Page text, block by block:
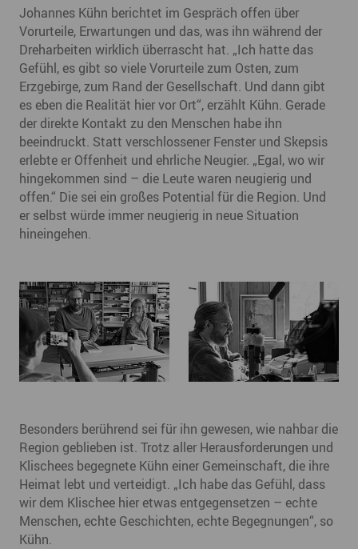
Johannes Kühn berichtet im Gespräch offen über
Vorurteile, Erwartungen und das, was ihn während der
Dreharbeiten wirklich überrascht hat. „Ich hatte das
Gefühl, es gibt so viele Vorurteile zum Osten, zum
Erzgebirge, zum Rand der Gesellschaft. Und dann gibt
es eben die Realität hier vor Ort“, erzählt Kühn. Gerade
der direkte Kontakt zu den Menschen habe ihn
beeindruckt. Statt verschlossener Fenster und Skepsis
erlebte er Offenheit und ehrliche Neugier. „Egal, wo wir
hingekommen sind – die Leute waren neugierig und
offen.“ Die sei ein großes Potential für die Region. Und
er selbst würde immer neugierig in neue Situation
hineingehen.
Besonders berührend sei für ihn gewesen, wie nahbar die
Region geblieben ist. Trotz aller Herausforderungen und
Klischees begegnete Kühn einer Gemeinschaft, die ihre
Heimat lebt und verteidigt. „Ich habe das Gefühl, dass
wir dem Klischee hier etwas entgegensetzen – echte
Menschen, echte Geschichten, echte Begegnungen“, so
Kühn.